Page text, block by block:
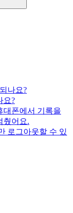
나요?
요?
대폰에서 기록을
췄어요.
로그아웃할 수 있